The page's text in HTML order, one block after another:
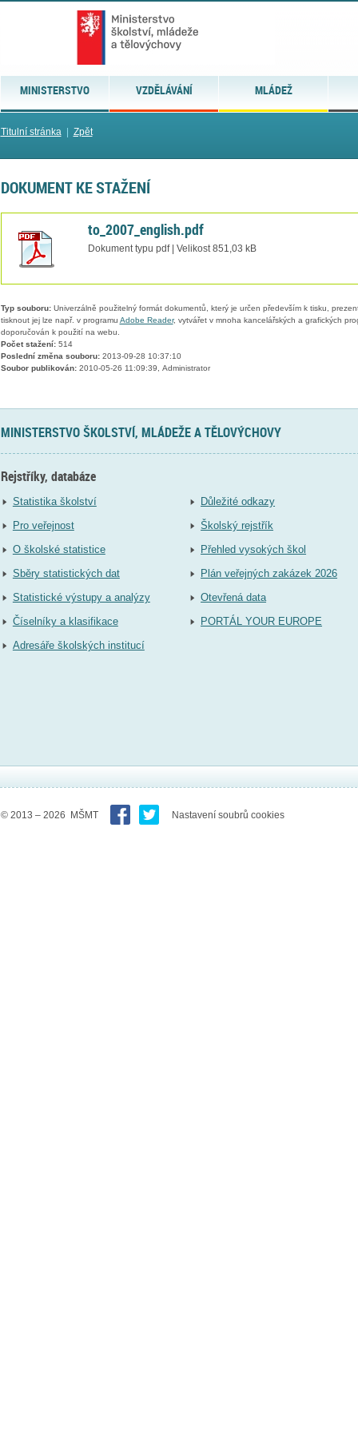
MINISTERSTVO VZDĚLÁVÁNÍ MLÁDEŽ
Titulní stránka| Zpět
DOKUMENT KE STAŽENÍ
to_2007_english.pdf
Dokument typu pdf | Velikost 851,03 kB
Typ souboru:Univerzálně použitelný formát dokumentů, který je určen především k tisku,
tisknout jej lze např. v programu Adobe Reader, vytvářet v mnoha kancelářských a grafických
doporučován k použití na webu.
Počet stažení:514
Poslední změna souboru:2013-09-28 10:37:10
Soubor publikován:2010-05-26 11:09:39, Administrator
MINISTERSTVO ŠKOLSTVÍ, MLÁDEŽE A TĚLOVÝCHOVY
Rejstříky, databáze
Statistika školství
Pro veřejnost
O školské statistice
Sběry statistických dat
Statistické výstupy a analýzy
Číselníky a klasifikace
Adresáře školských institucí
Důležité odkazy
Školský rejstřík
Přehled vysokých škol
Plán veřejných zakázek 2026
Otevřená data
PORTÁL YOUR EUROPE
© 2013 – 2026 MŠMT Nastavení soubrů cookies